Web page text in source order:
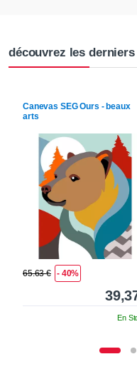
découvrez les
Canevas SEGOurs - beaux
arts
65.63 € - 40%
En